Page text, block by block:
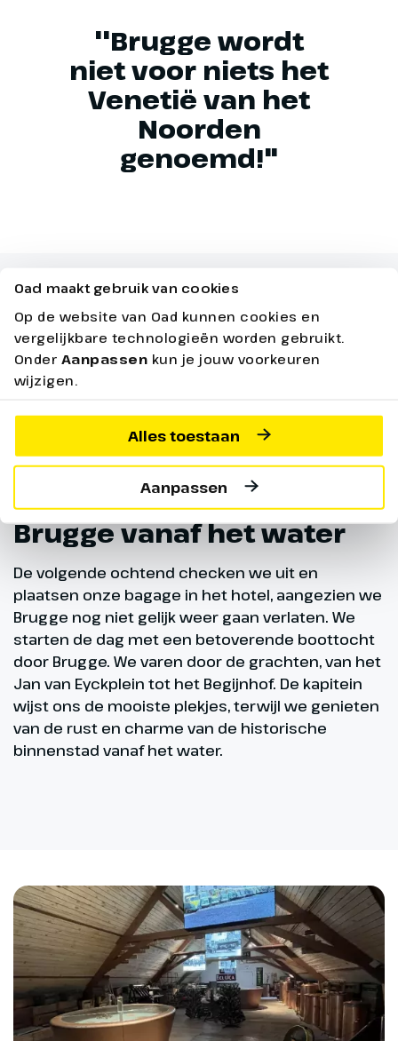
Oad maakt gebruik van cookies
Op de website van Oad kunnen cookies en
vergelijkbare technologieën worden gebruikt.
Onder Aanpassen kun je jouw voorkeuren
wijzigen.
Alles toestaan
Aanpassen
''Brugge wordt
niet voor niets het
Venetië van het
Noorden
genoemd!"
Brugge vanaf het water
De volgende ochtend checken we uit en
plaatsen onze bagage in het hotel, aangezien we
Brugge nog niet gelijk weer gaan verlaten. We
starten de dag met een betoverende boottocht
door Brugge. We varen door de grachten, van het
Jan van Eyckplein tot het Begijnhof. De kapitein
wijst ons de mooiste plekjes, terwijl we genieten
van de rust en charme van de historische
binnenstad vanaf het water.